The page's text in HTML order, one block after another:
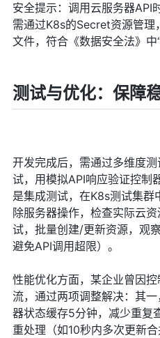
安全提示：调用云服务器API
需通过K8s的Secret资源管理
文件，符合《数据安全法》中
测试与优化：保障
开发完成后，需通过多维度
试，用模拟API响应验证控制
是集成测试，在K8s测试集群
除服务器操作，检查实际云
试，批量创建/更新资源，观
避免API调用超限）。
性能优化方面，某企业曾因
流，通过两项调整解决：其
器状态缓存5分钟，减少重复
重处理（如10秒内多次更新